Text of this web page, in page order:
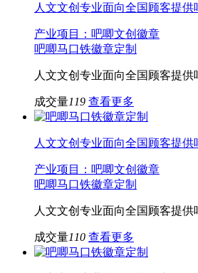
人文文创专业面向全国顾客提
产业项目：吧唧文创徽章
吧唧马口铁徽章定制
人文文创专业面向全国顾客提
成交量119 查看更多
人文文创专业面向全国顾客提
产业项目：吧唧文创徽章
吧唧马口铁徽章定制
人文文创专业面向全国顾客提
成交量110 查看更多